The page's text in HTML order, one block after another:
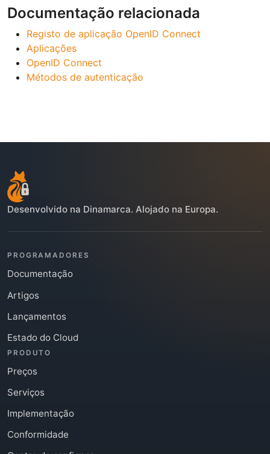
Documentação relacionada
Registo de aplicação OpenID Connect
Aplicações
OpenID Connect
Métodos de autenticação
Desenvolvido na Dinamarca. Alojado na Europa.
PROGRAMADORES
Documentação
Artigos
Lançamentos
Estado do Cloud
PRODUTO
Preços
Serviços
Implementação
Conformidade